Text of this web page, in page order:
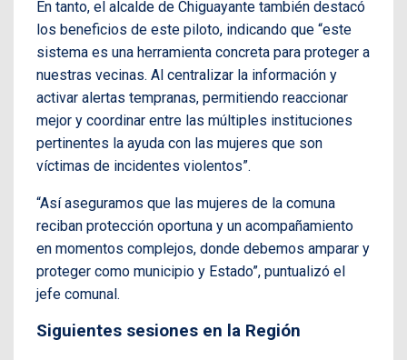
En tanto, el alcalde de Chiguayante también destacó
los beneficios de este piloto, indicando que “este
sistema es una herramienta concreta para proteger a
nuestras vecinas. Al centralizar la información y
activar alertas tempranas, permitiendo reaccionar
mejor y coordinar entre las múltiples instituciones
pertinentes la ayuda con las mujeres que son
víctimas de incidentes violentos”.
“Así aseguramos que las mujeres de la comuna
reciban protección oportuna y un acompañamiento
en momentos complejos, donde debemos amparar y
proteger como municipio y Estado”, puntualizó el
jefe comunal.
Siguientes sesiones en la Región